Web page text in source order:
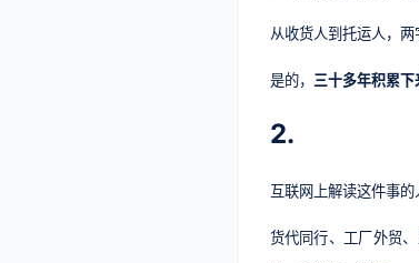
从收货人到托运人，两
是的， 三十多年积累
2.
互联网上解读这件事的
货代同行、工厂外贸